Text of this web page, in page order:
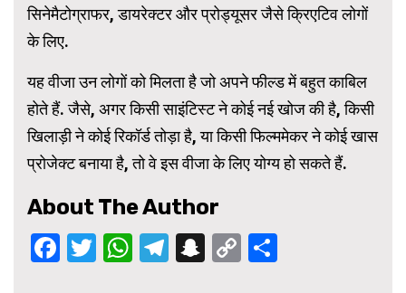
सिनेमैटोग्राफर, डायरेक्टर और प्रोड्यूसर जैसे क्रिएटिव लोगों
के लिए.
यह वीजा उन लोगों को मिलता है जो अपने फील्ड में बहुत काबिल
होते हैं. जैसे, अगर किसी साइंटिस्ट ने कोई नई खोज की है, किसी
खिलाड़ी ने कोई रिकॉर्ड तोड़ा है, या किसी फिल्ममेकर ने कोई खास
प्रोजेक्ट बनाया है, तो वे इस वीजा के लिए योग्य हो सकते हैं.
About The Author
Facebook
Twitter
WhatsApp
Telegram
Snapchat
Copy